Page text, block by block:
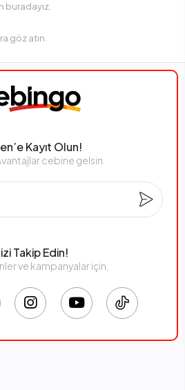
buradayız.
göz atın.
Kayıt Olun!
cebine gelsin.
Takip Edin!
ve kampanyalar için,